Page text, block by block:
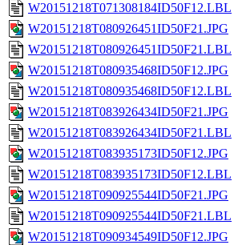
W20151218T071308184ID50F12.LBL
W20151218T080926451ID50F21.JPG
W20151218T080926451ID50F21.LBL
W20151218T080935468ID50F12.JPG
W20151218T080935468ID50F12.LBL
W20151218T083926434ID50F21.JPG
W20151218T083926434ID50F21.LBL
W20151218T083935173ID50F12.JPG
W20151218T083935173ID50F12.LBL
W20151218T090925544ID50F21.JPG
W20151218T090925544ID50F21.LBL
W20151218T090934549ID50F12.JPG